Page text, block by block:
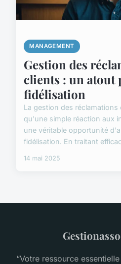
MANAGEMENT
Gestion des
clients : un atout
fidélisation
La gestion des
qu'une simple réaction aux
une véritable opportunité
fidélisation. En traitant
14 mai 2025
“Votre ressource